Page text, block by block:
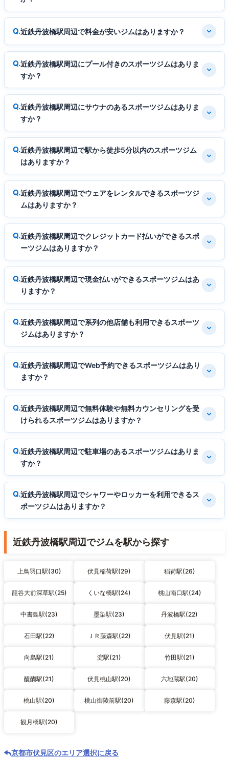
近鉄丹波橋駅周辺で料金が安いジムはありますか？
近鉄丹波橋駅周辺にプール付きのスポーツジムはありま
すか？
近鉄丹波橋駅周辺にサウナのあるスポーツジムはありま
すか？
近鉄丹波橋駅周辺で駅から徒歩5分以内のスポーツジム
はありますか？
近鉄丹波橋駅周辺でウェアをレンタルできるスポーツジ
ムはありますか？
近鉄丹波橋駅周辺でクレジットカード払いができるスポ
ーツジムはありますか？
近鉄丹波橋駅周辺で現金払いができるスポーツジムはあ
りますか？
近鉄丹波橋駅周辺で系列の他店舗も利用できるスポーツ
ジムはありますか？
近鉄丹波橋駅周辺でWeb予約できるスポーツジムはあり
ますか？
近鉄丹波橋駅周辺で無料体験や無料カウンセリングを受
けられるスポーツジムはありますか？
近鉄丹波橋駅周辺で駐車場のあるスポーツジムはありま
すか？
近鉄丹波橋駅周辺でシャワーやロッカーを利用できるス
ポーツジムはありますか？
近鉄丹波橋駅周辺でジムを駅から探す
上鳥羽口駅(30) 伏見稲荷駅(29) 稲荷駅(26)
龍谷大前深草駅(25) くいな橋駅(24) 桃山南口駅(24)
中書島駅(23) 墨染駅(23) 丹波橋駅(22)
石田駅(22) ＪＲ藤森駅(22) 伏見駅(21)
向島駅(21) 淀駅(21) 竹田駅(21)
醍醐駅(21) 伏見桃山駅(20) 六地蔵駅(20)
桃山駅(20) 桃山御陵前駅(20) 藤森駅(20)
観月橋駅(20)
京都市伏見区のエリア選択に戻る